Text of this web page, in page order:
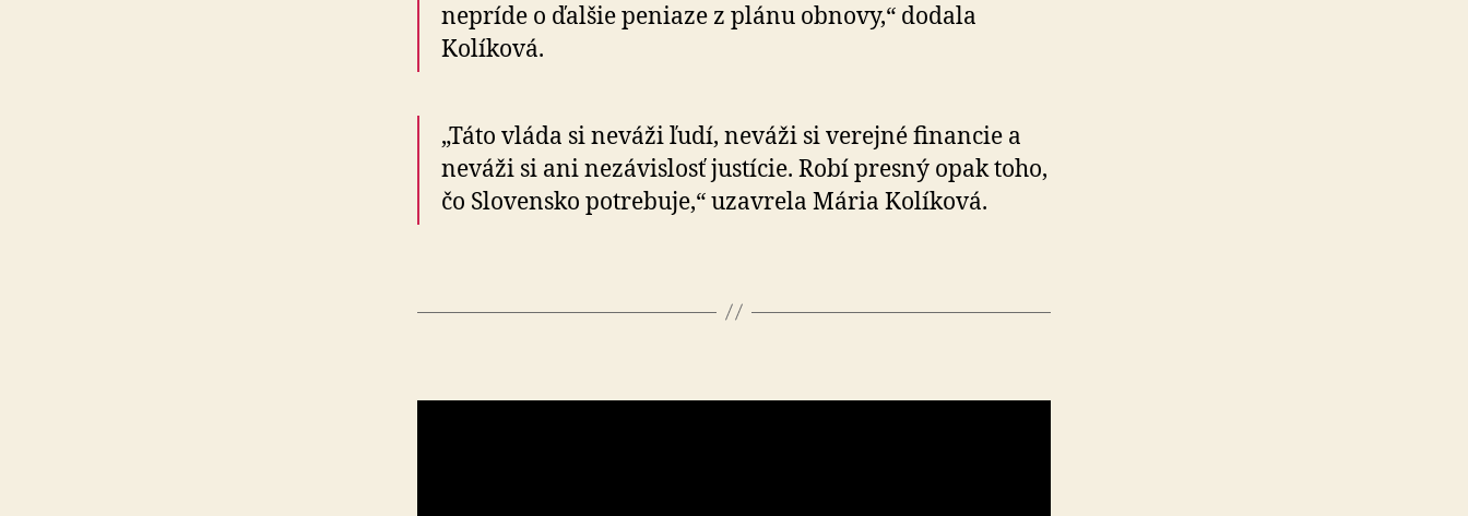
nepríde o ďalšie peniaze z plánu obnovy,“ dodala
Kolíková.
„Táto vláda si neváži ľudí, neváži si verejné financie a
neváži si ani nezávislosť justície. Robí presný opak toho,
čo Slovensko potrebuje,“ uzavrela Mária Kolíková.